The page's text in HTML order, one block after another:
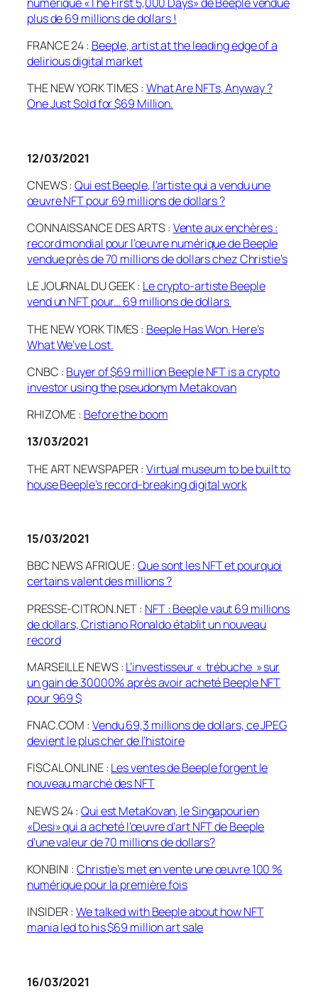
plus de 69 millions de dollars !
FRANCE 24 : Beeple, artist at the leading edge of a
delirious digital market
THE NEW YORK TIMES : WhatAreNFTs, Anyway?
One JustSoldfor $69 Million.
12/03/2021
CNEWS :Qui estBeeple, l’artiste qui a vendu une
œuvre NFT pour 69 millions de dollars ?
CONNAISSANCE DES ARTS : Vente aux enchères :
record mondial pour l’œuvre numérique deBeeple
vendue près de 70 millions de dollars chez Christie’s
LE JOURNAL DU GEEK : Le crypto-artisteBeeple
vend un NFT pour… 69 millions de dollars
THE NEW YORK TIMES : BeepleHas Won.Here’s
WhatWe’veLost.
CNBC : Buyer of $69 millionBeepleNFTisa crypto
investorusingthepseudonym Metakovan
RHIZOME : Beforethe boom
13/03/2021
THE ART NEWSPAPER : Virtual museumtobebuiltto
houseBeeple’srecord-breakingdigitalwork
15/03/2021
BBC NEWS AFRIQUE :Que sont les NFT et pourquoi
certains valent des millions ?
PRESSE-CITRON.NET : NFT : Beeple vaut 69 millions
de dollars, Cristiano Ronaldo établit un nouveau
record
MARSEILLE NEWS : L’investisseur « trébuche » sur
un gain de 30000% après avoir acheté Beeple NFT
pour 969 $
FNAC.COM : Vendu 69,3 millions de dollars, ce JPEG
devient le plus cher de l’histoire
FISCAL ONLINE : Les ventes deBeepleforgent le
nouveau marché des NFT
NEWS 24 :Qui estMetaKovan, le Singapourien
«Desi» qui a acheté l’œuvre d’art NFT deBeeple
d’une valeur de 70 millions dedollars?
KONBINI :Christie’s met en vente une œuvre 100 %
numérique pour la première fois
INSIDER :WetalkedwithBeepleabout how NFT
manialedtohis$69 millionart sale
16/03/2021